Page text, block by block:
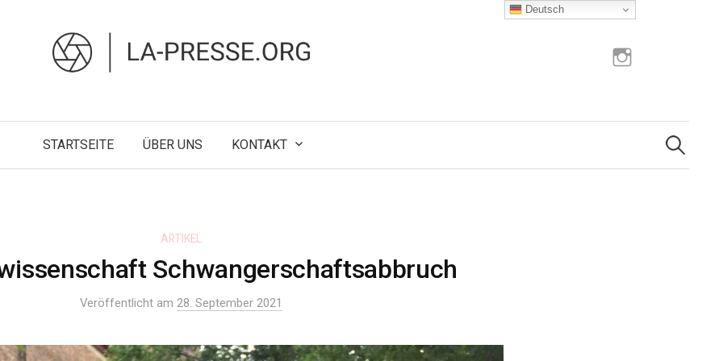
STARTSEITE ÜBER UNS KONTAKT
Suchen
nach:
ARTIKEL
Schwangerschaftsabbruch
Veröffentlicht am 28. September 2021
Deutsch